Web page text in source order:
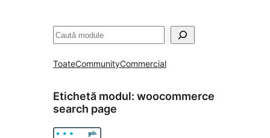
Caută
ToateCommunityCommercial
Etichetă modul: woocommerce
search page